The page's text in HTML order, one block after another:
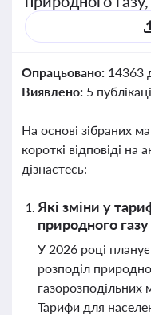
Опрацьовано: 14363
Виявлено: 5
На основі зібраних
короткі відповіді на
дізнаєтесь:
Які зміни у
природного
У 2026 році
розподіл
Тарифи для